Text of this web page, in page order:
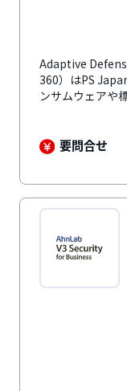
Adaptive
360）はPS
ンサムウェアや
要問合せ